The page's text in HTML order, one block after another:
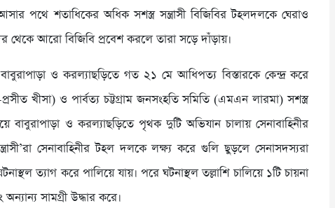
পথে শতাধিকের অধিক সশস্ত্র সন্ত্রাসী বিজিবির টহলদলকে ঘেরাও
থেকে আরো বিজিবি প্রবেশ করলে তারা সড়ে দাঁড়ায়।
ও করল্যাছড়িতে গত ২১ মে আধিপত্য বিস্তারকে কেন্দ্র করে
খীসা) ও পার্বত্য চট্টগ্রাম জনসংহতি সমিতি (এমএন লারমা) সশস্ত্র
ও করল্যাছড়িতে পৃথক দুটি অভিযান চালায় সেনাবাহিনীর
সেনাবাহিনীর টহল দলকে লক্ষ্য করে গুলি ছুড়লে সেনাসদস্যরা
ত্যাগ করে পালিয়ে যায়। পরে ঘটনাস্থল তল্লাশি চালিয়ে ১টি চায়না
সামগ্রী উদ্ধার করে।